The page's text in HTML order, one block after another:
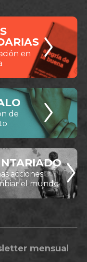
en
de
acciones
el mundo
mensual